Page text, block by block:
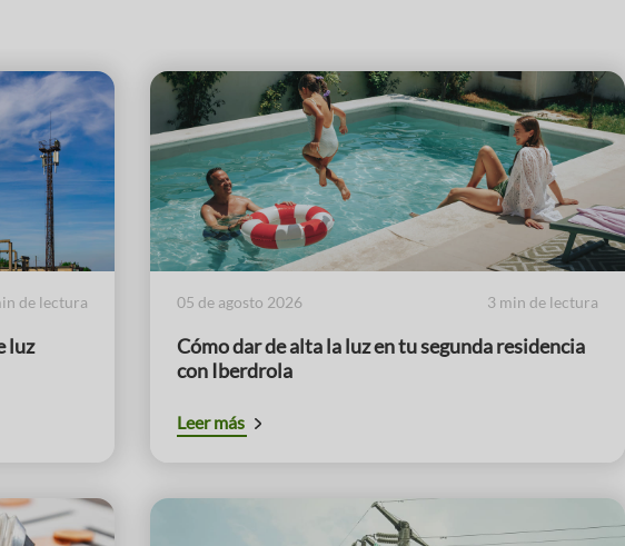
de lectura
luz
05 de agosto 2026 3 min de lectura
Cómo dar de alta la luz en tu segunda residencia
con Iberdrola
Leer más